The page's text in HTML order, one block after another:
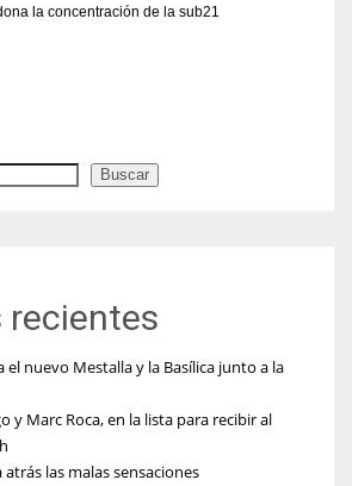
la concentración de la sub21
Buscar
recientes
el nuevo Mestalla y la Basílica junto a la
y Marc Roca, en la lista para recibir al
atrás las malas sensaciones